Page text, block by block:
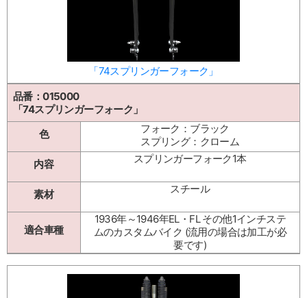
「74スプリンガーフォーク」
品番：015000
「74スプリンガーフォーク」
色
フォーク：ブラック
スプリング：クローム
内容
スプリンガーフォーク1本
素材 スチール
適合車種
1936年～1946年EL・FL その他1インチステ
ムのカスタムバイク (流用の場合は加工が必
要です)